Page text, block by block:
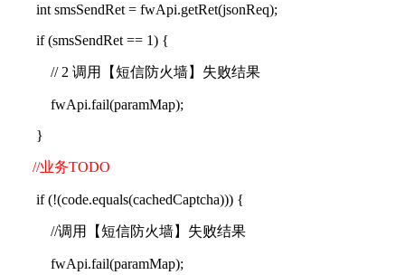
int smsSendRet = fwApi.getRet(jsonReq);
if (smsSendRet == 1) {
// 2 调用【短信防火墙】失败结果
fwApi.fail(paramMap);
}
//业务TODO
if (!(code.equals(cachedCaptcha))) {
//调用【短信防火墙】失败结果
fwApi.fail(paramMap);